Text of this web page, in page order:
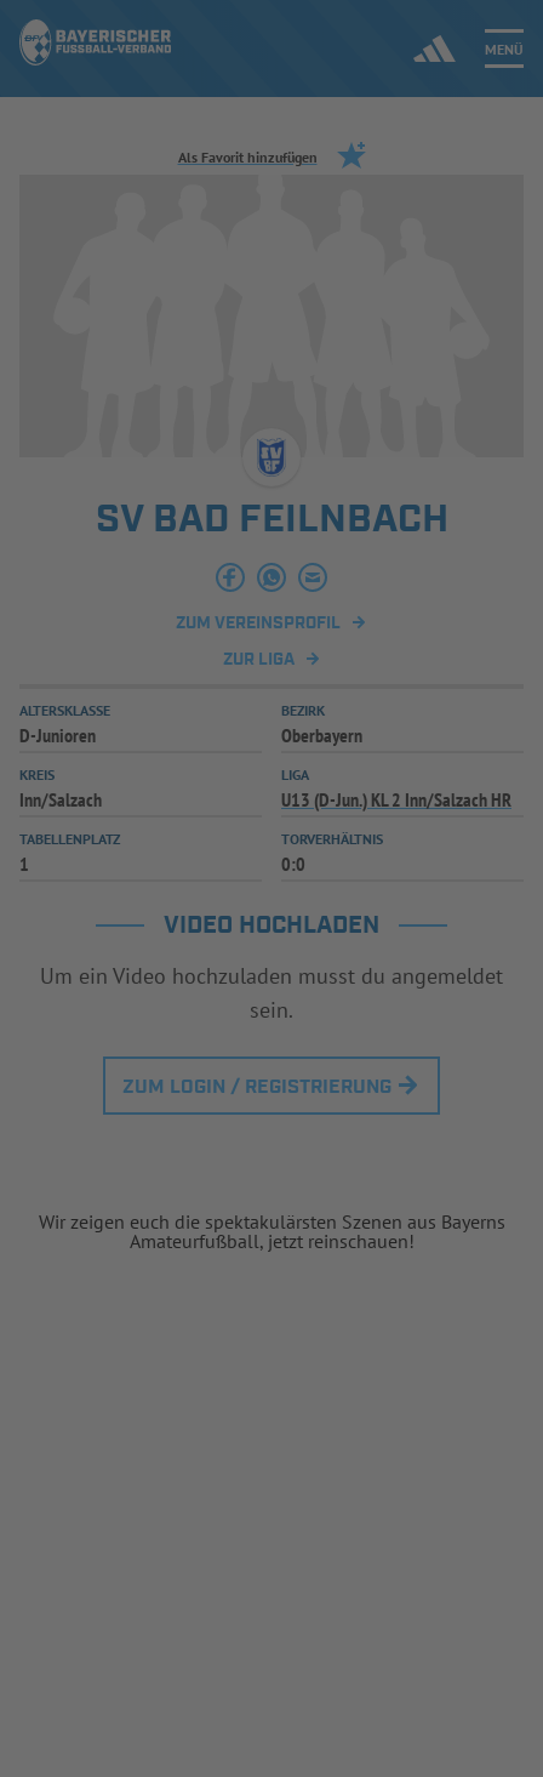
MENÜ
Jetzt einloggen
INFOTHEK SPIELPLUS
Als Favorit hinzufügen
SV BAD FEILNBACH
ZUM VEREINSPROFIL
ZUR LIGA
ALTERSKLASSE
D-Junioren
BEZIRK
Oberbayern
KREIS
Inn/Salzach
LIGA
U13 (D-Jun.) KL 2 Inn/Salzach HR
TABELLENPLATZ
1
TORVERHÄLTNIS
0:0
VIDEO HOCHLADEN
Um ein Video hochzuladen musst du angemeldet
sein.
ZUM LOGIN / REGISTRIERUNG
Wir zeigen euch die spektakulärsten Szenen aus Bayerns
Amateurfußball, jetzt reinschauen!